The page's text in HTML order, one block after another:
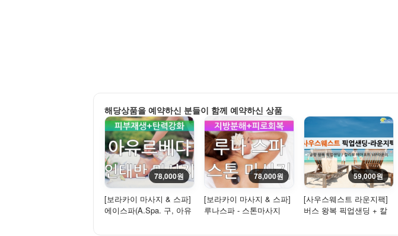
해당상품을 예약하신 분들이 함께 예약하신 상품
78,000원
[보라카이 마사지 & 스파]
에이스파(A.Spa. 구, 아유
78,000원
[보라카이 마사지 & 스파]
루나스파 - 스톤마사지
59,000원
[사우스웨스트 라운지팩]
버스 왕복 픽업샌딩 + 칼